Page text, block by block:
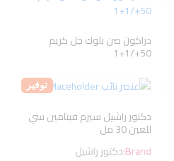
دراكون صن بلوك جل كريم
50+/1+1
توفير
دكتور راشيل سيرم فيتامين سي
للعين 30 مل
Brand:دكتور راشيل